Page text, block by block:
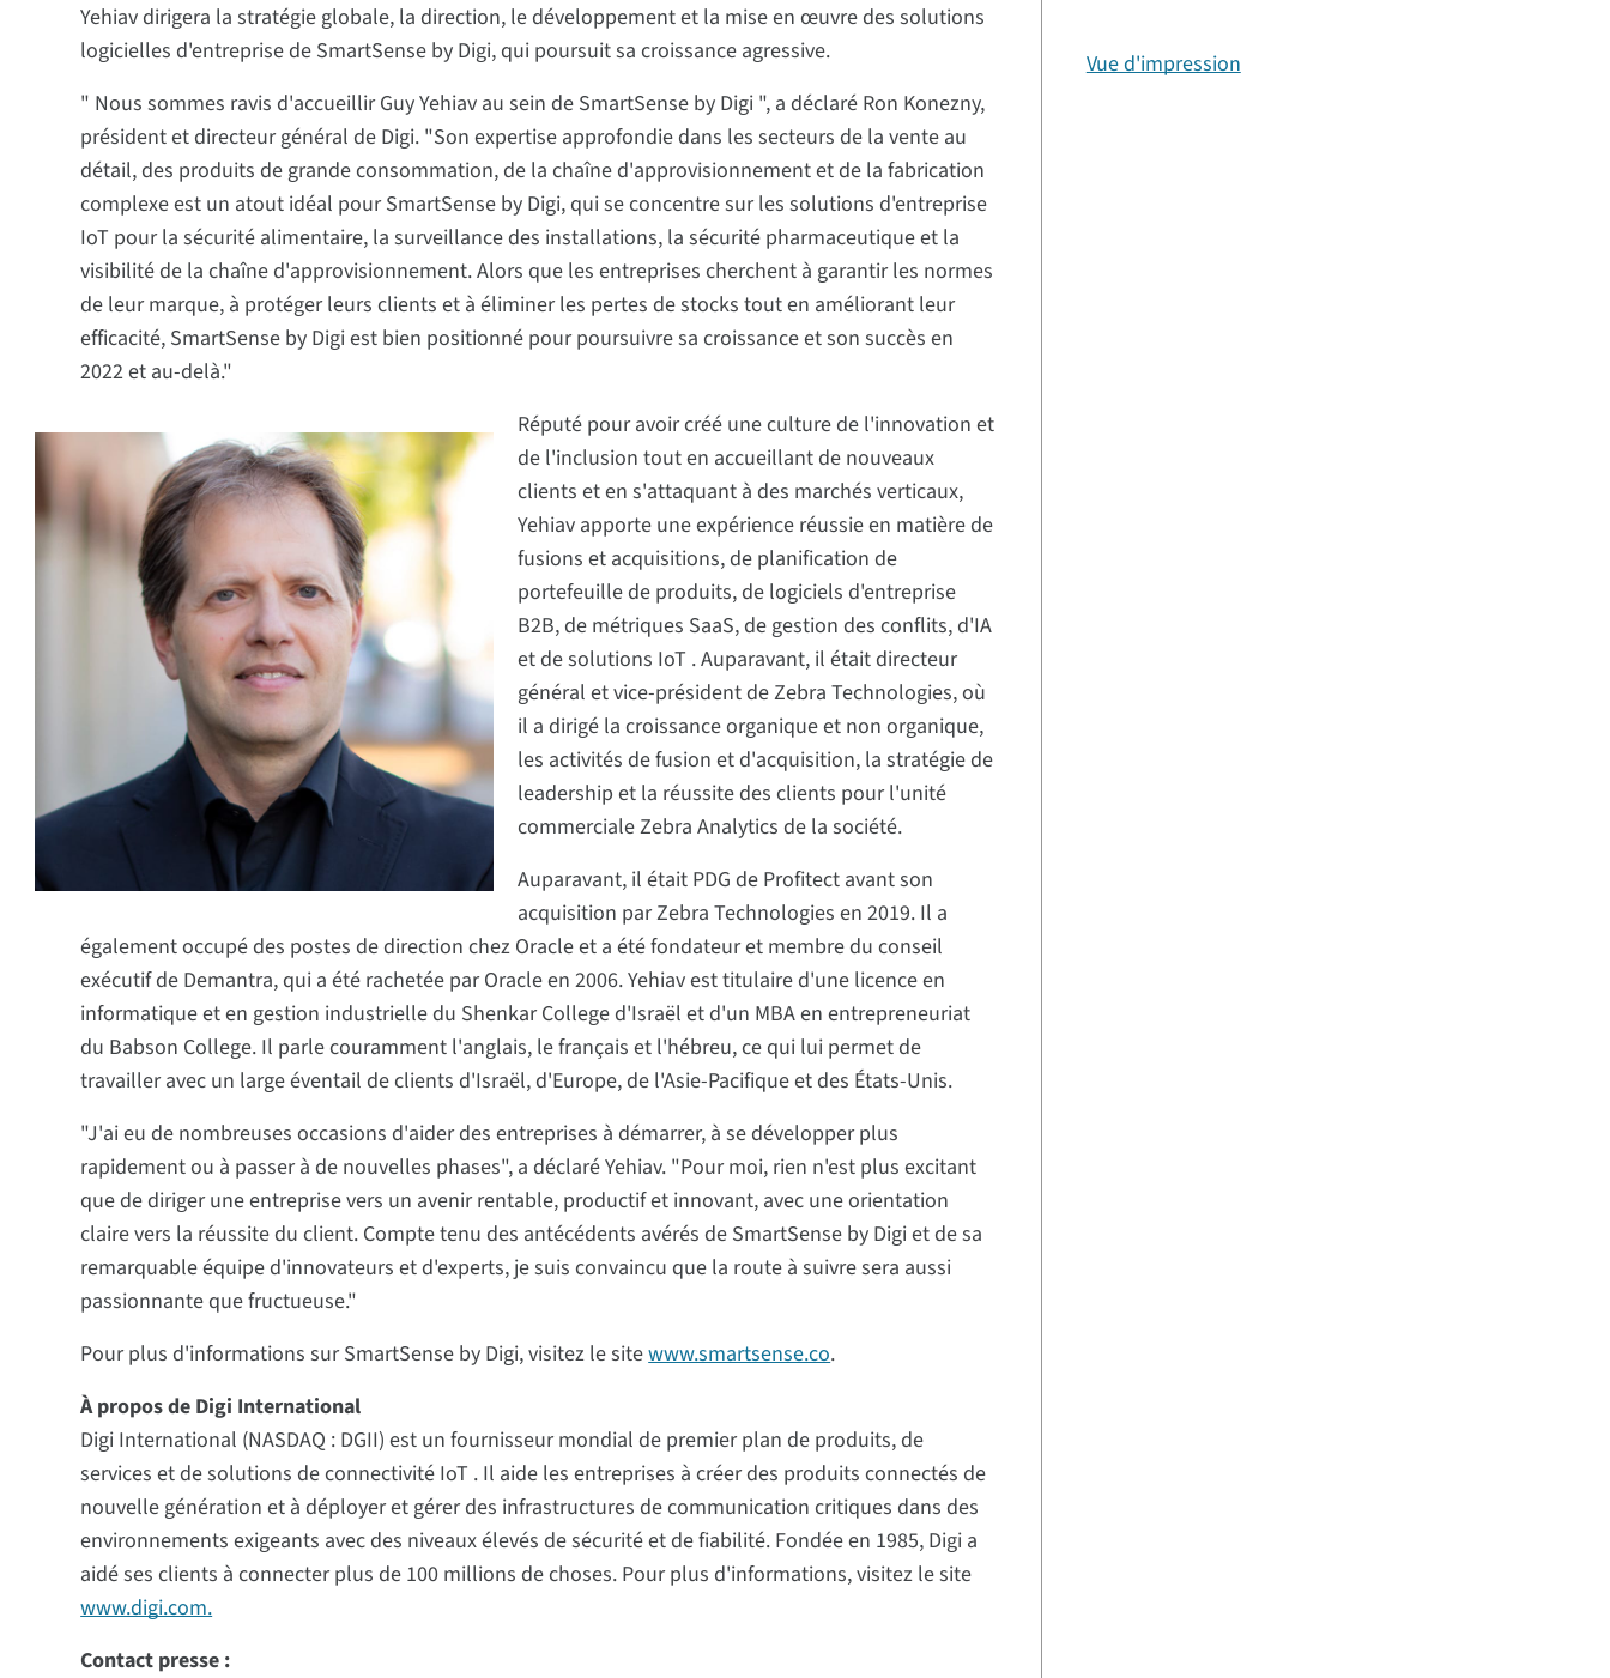
Yehiav dirigera la stratégie globale, la direction, le développement et la mise en œuvre des solutions
logicielles d'entreprise de SmartSense by Digi, qui poursuit sa croissance agressive.
" Nous sommes ravis d'accueillir Guy Yehiav au sein de SmartSense by Digi ", a déclaré Ron Konezny,
président et directeur général de Digi. "Son expertise approfondie dans les secteurs de la vente au
détail, des produits de grande consommation, de la chaîne d'approvisionnement et de la fabrication
complexe est un atout idéal pour SmartSense by Digi, qui se concentre sur les solutions d'entreprise
IoT pour la sécurité alimentaire, la surveillance des installations, la sécurité pharmaceutique et la
visibilité de la chaîne d'approvisionnement. Alors que les entreprises cherchent à garantir les normes
de leur marque, à protéger leurs clients et à éliminer les pertes de stocks tout en améliorant leur
efficacité, SmartSense by Digi est bien positionné pour poursuivre sa croissance et son succès en
2022 et au-delà."
Réputé pour avoir créé une culture de l'innovation et
de l'inclusion tout en accueillant de nouveaux
clients et en s'attaquant à des marchés verticaux,
Yehiav apporte une expérience réussie en matière de
fusions et acquisitions, de planification de
portefeuille de produits, de logiciels d'entreprise
B2B, de métriques SaaS, de gestion des conflits, d'IA
et de solutions IoT . Auparavant, il était directeur
général et vice-président de Zebra Technologies, où
il a dirigé la croissance organique et non organique,
les activités de fusion et d'acquisition, la stratégie de
leadership et la réussite des clients pour l'unité
commerciale Zebra Analytics de la société.
Auparavant, il était PDG de Profitect avant son
acquisition par Zebra Technologies en 2019. Il a
également occupé des postes de direction chez Oracle et a été fondateur et membre du conseil
exécutif de Demantra, qui a été rachetée par Oracle en 2006. Yehiav est titulaire d'une licence en
informatique et en gestion industrielle du Shenkar College d'Israël et d'un MBA en entrepreneuriat
du Babson College. Il parle couramment l'anglais, le français et l'hébreu, ce qui lui permet de
travailler avec un large éventail de clients d'Israël, d'Europe, de l'Asie-Pacifique et des États-Unis.
"J'ai eu de nombreuses occasions d'aider des entreprises à démarrer, à se développer plus
rapidement ou à passer à de nouvelles phases", a déclaré Yehiav. "Pour moi, rien n'est plus excitant
que de diriger une entreprise vers un avenir rentable, productif et innovant, avec une orientation
claire vers la réussite du client. Compte tenu des antécédents avérés de SmartSense by Digi et de sa
remarquable équipe d'innovateurs et d'experts, je suis convaincu que la route à suivre sera aussi
passionnante que fructueuse."
Pour plus d'informations sur SmartSense by Digi, visitez le sitewww.smartsense.co.
À propos de Digi International
Digi International (NASDAQ : DGII) est un fournisseur mondial de premier plan de produits, de
services et de solutions de connectivité IoT . Il aide les entreprises à créer des produits connectés de
nouvelle génération et à déployer et gérer des infrastructures de communication critiques dans des
environnements exigeants avec des niveaux élevés de sécurité et de fiabilité. Fondée en 1985, Digi a
aidé ses clients à connecter plus de 100 millions de choses. Pour plus d'informations, visitez le site
www.digi.com.
Contact presse :
Vue d'impression